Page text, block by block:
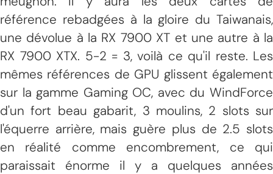
référence rebadgées à la gloire du Taiwanais,
une dévolue à la RX 7900 XT et une autre à la
RX 7900 XTX. 5-2 = 3, voilà ce qu'il reste. Les
mêmes références de GPU glissent également
sur la gamme Gaming OC, avec du WindForce
d'un fort beau gabarit, 3 moulins, 2 slots sur
l'équerre arrière, mais guère plus de 2.5 slots
en réalité comme encombrement, ce qui
paraissait énorme il y a quelques années